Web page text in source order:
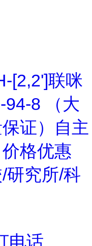
[2,2']联咪
94-8 （大
证）自主
格优惠
/研究所/科
电话